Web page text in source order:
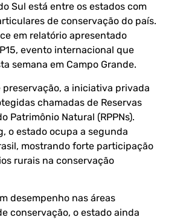
Sul está entre os estados com
de conservação do país.
em relatório apresentado
evento internacional que
semana em Campo Grande.
preservação, a iniciativa privada
chamadas de Reservas
Patrimônio Natural (RPPNs).
o estado ocupa a segunda
mostrando forte participação
rurais na conservação
desempenho nas áreas
conservação, o estado ainda